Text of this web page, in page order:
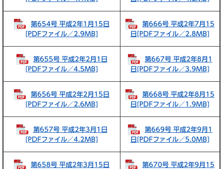
第654号 平成2年1月15日
[PDFファイル／2.9MB]
第666号 平成2年7月15
日[PDFファイル／2.8MB]
第655号 平成2年2月1日
[PDFファイル／4.5MB]
第667号 平成2年8月1
日[PDFファイル／3.9MB]
第656号 平成2年2月15日
[PDFファイル／2.6MB]
第668号 平成2年8月15
日[PDFファイル／1.9MB]
第657号 平成2年3月1日
[PDFファイル／4.2MB]
第669号 平成2年9月1
日[PDFファイル／5.0MB]
第658号 平成2年3月15日
第670号 平成2年9月15